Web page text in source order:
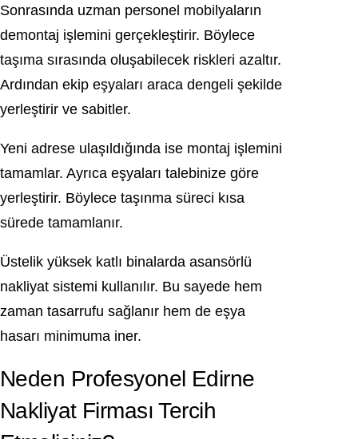
Sonrasında uzman personel mobilyaların
demontaj işlemini gerçekleştirir. Böylece
taşıma sırasında oluşabilecek riskleri azaltır.
Ardından ekip eşyaları araca dengeli şekilde
yerleştirir ve sabitler.
Yeni adrese ulaşıldığında ise montaj işlemini
tamamlar. Ayrıca eşyaları talebinize göre
yerleştirir. Böylece taşınma süreci kısa
sürede tamamlanır.
Üstelik yüksek katlı binalarda asansörlü
nakliyat sistemi kullanılır. Bu sayede hem
zaman tasarrufu sağlanır hem de eşya
hasarı minimuma iner.
Neden Profesyonel Edirne
Nakliyat Firması Tercih